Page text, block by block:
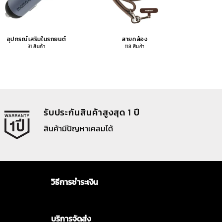
อุปกรณ์เสริมในรถยนต์
31 สินค้า
สายคล้อง
118 สินค้า
รับประกันสินค้าสูงสุด 1 ปี
สินค้ามีปัญหาเคลมได้
วิธีการชำระเงิน
บริการจัดส่ง